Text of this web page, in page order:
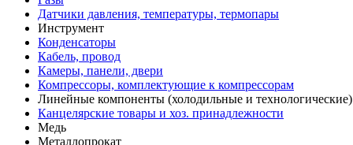
Датчики давления, температуры, термопары
Инструмент
Конденсаторы
Кабель, провод
Камеры, панели, двери
Компрессоры, комплектующие к компрессорам
Линейные компоненты (холодильные и технологические)
Канцелярские товары и хоз. принадлежности
Медь
Металлопрокат